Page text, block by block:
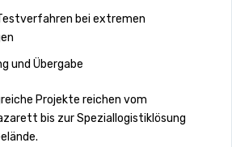
bei extremen
und Übergabe
Projekte reichen vom
bis zur Speziallogistiklösung